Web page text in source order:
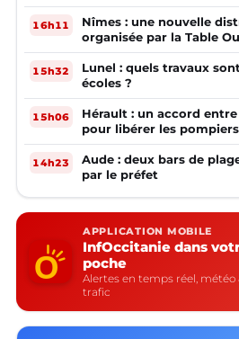
16h11
Nîmes : une nouvelle
organisée par la Table
15h32
Lunel : quels travaux
écoles ?
15h06
Hérault : un accord entre
pour libérer les
14h23
Aude : deux bars de
par le préfet
APPLICATION MOBILE
InfOccitanie dans
poche
Alertes en temps réel, météo
trafic